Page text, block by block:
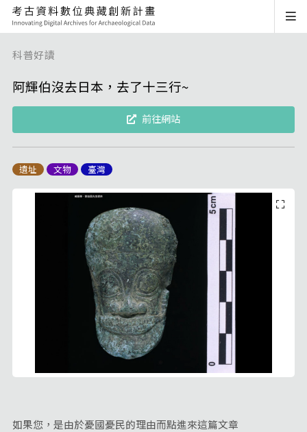
科普好讀
阿輝伯沒去日本，去了十三行~
前往網站
遺址 文物 臺灣
如果您，是由於憂國憂民的理由而點進來這篇文章